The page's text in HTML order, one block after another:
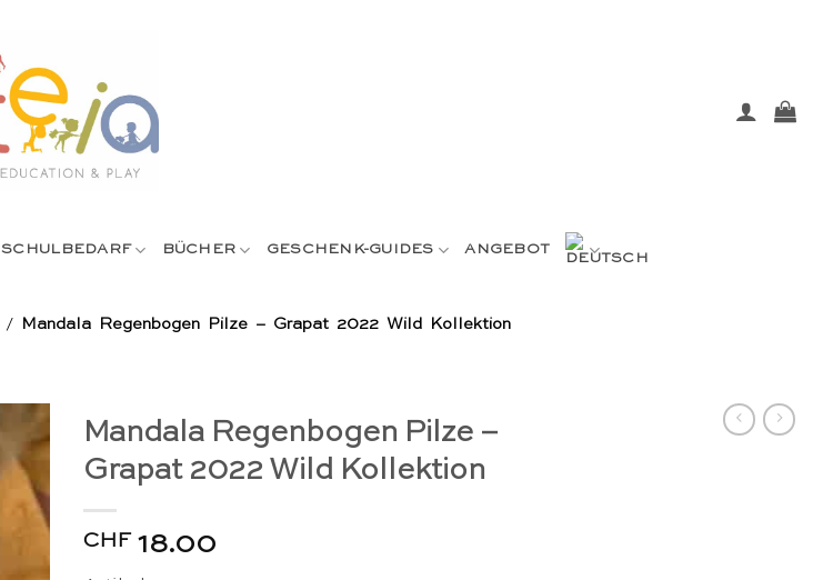
SCHULBEDARF BÜCHER GESCHENK-GUIDES ANGEBOT
/ Mandala Regenbogen Pilze – Grapat 2022 Wild Kollektion
Mandala Regenbogen Pilze –
Grapat 2022 Wild Kollektion
CHF 18.00